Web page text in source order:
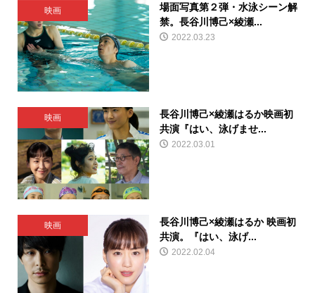
映画
場面写真第２弾・水泳シーン解
禁。長谷川博己×綾瀬...
2022.03.23
映画
長谷川博己×綾瀬はるか映画初
共演『はい、泳げませ...
2022.03.01
映画
長谷川博己×綾瀬はるか 映画初
共演。『はい、泳げ...
2022.02.04